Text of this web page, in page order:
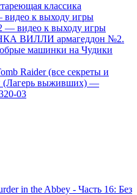
классика
видео к выходу игры
— видео к выходу игры
ВИЛЛИ армагеддон №2.
машинки на Чудики
Raider (все секреты и
(Лагерь выживших) —
03